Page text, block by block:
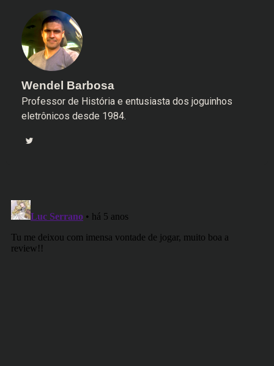
Wendel Barbosa
Professor de História e entusiasta dos joguinhos
eletrônicos desde 1984.